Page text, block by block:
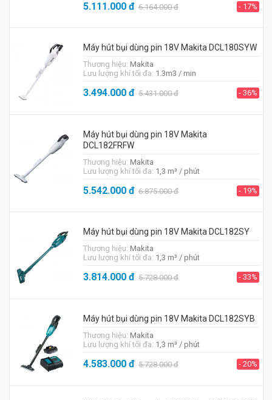
5.111.000đ 6.164.000đ - 17%
Máy hút bụi dùng pin 18V Makita DCL180SYW
Thương hiệu: Makita
Lưu lượng khí tối đa: 1.3m3 / min
3.494.000đ 5.431.000đ - 36%
Máy hút bụi dùng pin 18V Makita
DCL182FRFW
Thương hiệu: Makita
Lưu lượng khí tối đa: 1,3 m³ / phút
5.542.000đ 6.875.000đ - 19%
Máy hút bụi dùng pin 18V Makita DCL182SY
Thương hiệu: Makita
Lưu lượng khí tối đa: 1,3 m³ / phút
3.814.000đ 5.728.000đ - 33%
Máy hút bụi dùng pin 18V Makita DCL182SYB
Thương hiệu: Makita
Lưu lượng khí tối đa: 1,3 m³ / phút
4.583.000đ 5.728.000đ - 20%